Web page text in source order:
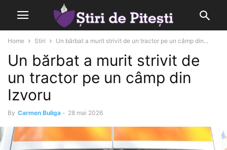
Home Stiri Un bărbat a murit strivit de un tractor pe un câmp din...
Un bărbat a murit strivit de
un tractor pe un câmp din
Izvoru
By Carmen Buliga - 28 mai 2026